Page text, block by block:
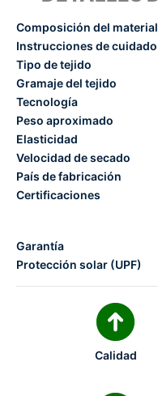
Composición del material
Instrucciones de cuidado
Tipo de tejido
Gramaje del tejido
Tecnología
Peso aproximado
Elasticidad
Velocidad de secado
País de fabricación
Certificaciones
Garantía
Protección solar (UPF)
Calidad